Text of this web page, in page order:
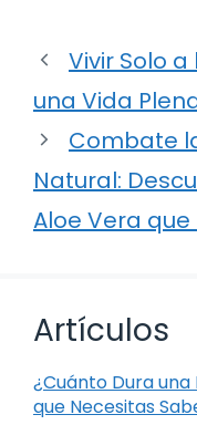
Vivir Solo
una Vida
Combate
Natural:
Aloe Vera
Artículos
¿Cuánto Dura una
que Necesitas